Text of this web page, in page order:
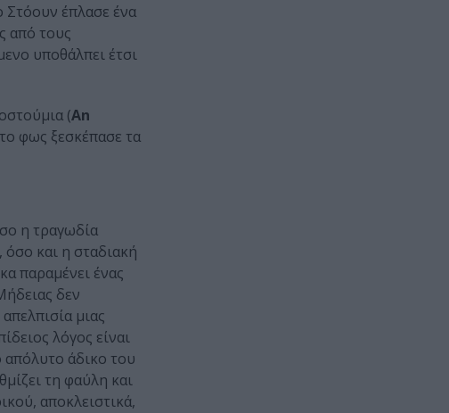
Στόουν έπλασε ένα
από τους
υποθάλπει έτσι
(An
φως ξεσκέπασε τα
η τραγωδία
και η σταδιακή
παραμένει ένας
δεν
μιας
λόγος είναι
απόλυτο άδικο του
τη φαύλη και
αποκλειστικά,